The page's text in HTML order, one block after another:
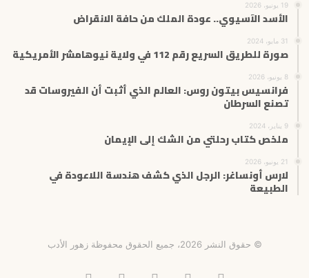
19 يونيو، 2026
الأسد الآسيوي.. عودة الملك من حافة الانقراض
31 مايو، 2024
‏صورة للطريق السريع رقم 112 في ولاية نيوهامشر الأمريكية
8 يونيو، 2026
فرانسيس بيتون روس: العالم الذي أثبت أن الفيروسات قد
تصنع السرطان
9 يناير، 2024
ملخص كتاب رحلتي من الشك إلى الإيمان
21 يونيو، 2026
لارس أونساغر: الرجل الذي كشف هندسة اللاعودة في
الطبيعة
© حقوق النشر 2026، جميع الحقوق محفوظة زهور الأدب